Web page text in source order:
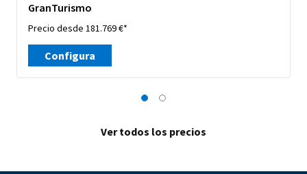
GranTurismo
Precio desde 181.769 €*
Configura
Ver todos los precios